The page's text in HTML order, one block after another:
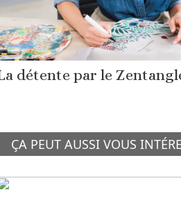
détente par le
ÇA PEUT AUSSI VOUS